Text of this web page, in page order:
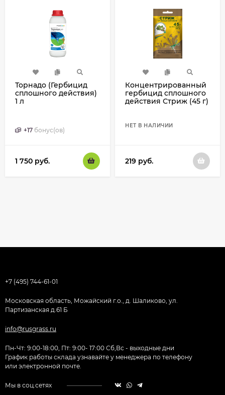
Торнадо (Гербицид
сплошного действия)
1 л
+17 бонус(ов)
1 750 руб.
Концентрированный
гербицид сплошного
действия Стриж (45 г)
НЕТ В НАЛИЧИИ
219 руб.
+7 (495) 744-61-01
Московская область, Можайский г.о., д. Шаликово, ул.
Партизанская д.61 Б
info@rusgrass.ru
Пн-Чт: 9:00-18:00, Пт: 9:00- 17:00 Сб,Вс - выходные дни
График работы склада узнавайте у менеджера по телефону
или электронной почте.
Мы в соц.сетях